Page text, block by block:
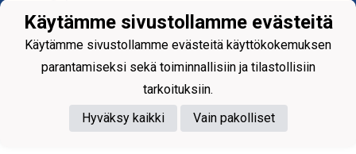
Käytämme sivustollamme evästeitä
Käytämme sivustollamme evästeitä käyttökokemuksen
parantamiseksi sekä toiminnallisiin ja tilastollisiin
tarkoituksiin.
Hyväksy kaikki
Vain pakolliset